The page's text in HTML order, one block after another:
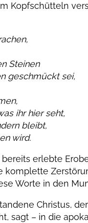
Kopfschütteln
Steinen
geschmückt sei,
ihr hier seht,
bleibt,
wird.
erlebte
komplette
Worte in den
Christus,
sagt – in die